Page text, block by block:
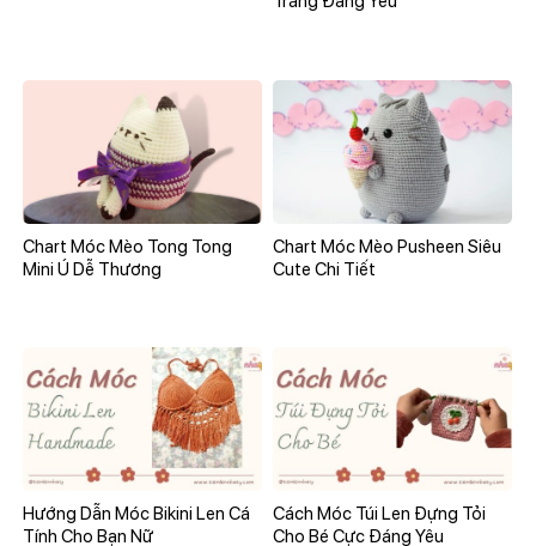
Chart Móc Mèo Tong Tong
Mini Ú Dễ Thương
Chart Móc Mèo Pusheen Siêu
Cute Chi Tiết
Hướng Dẫn Móc Bikini Len Cá
Tính Cho Bạn Nữ
Cách Móc Túi Len Đựng Tỏi
Cho Bé Cực Đáng Yêu